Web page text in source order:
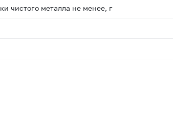
чистого металла не менее, г